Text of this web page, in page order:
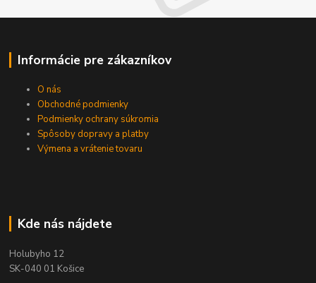
Informácie pre zákazníkov
O nás
Obchodné podmienky
Podmienky ochrany súkromia
Spôsoby dopravy a platby
Výmena a vrátenie tovaru
Kde nás nájdete
Holubyho 12
SK-040 01 Košice